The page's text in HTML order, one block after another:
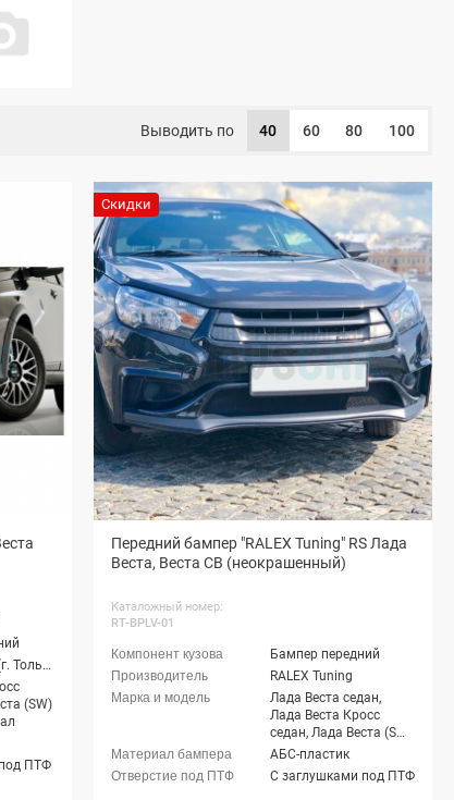
Выводить по 40 60 80 100
Юрол-Тюнинг (г. Тольятти)
(SW)
ПТФ
Скидки
Передний бампер "RALEX Tuning" RS Лада
Веста, Веста СВ (неокрашенный)
Каталожный номер:
RT-BPLV-01
Бампер передний
RALEX Tuning
Лада Веста седан,
Лада Веста Кросс
седан, Лада Веста (SW)
универсал, Лада Веста
Лада Веста Спорт
АБС-пластик
С заглушками под ПТФ